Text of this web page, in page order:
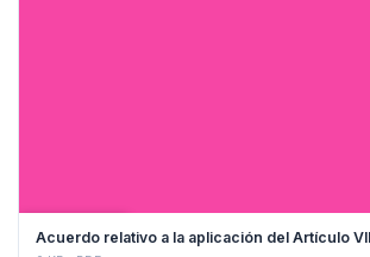
Acuerdo relativo a la aplicación del Artículo